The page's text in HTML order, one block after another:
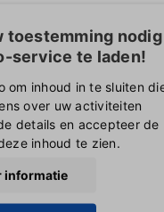
toestemming nodig
service te laden!
om inhoud in te sluiten
over uw activiteiten
details en accepteer de
inhoud te zien.
informatie